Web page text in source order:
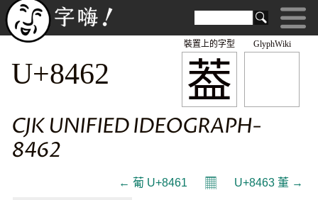
GlyphWiki
葢
裝置上的字型
U+8462
CJK UNIFIED IDEOGRAPH-
8462
← 葡 U+8461 𝄜 U+8463 董 →